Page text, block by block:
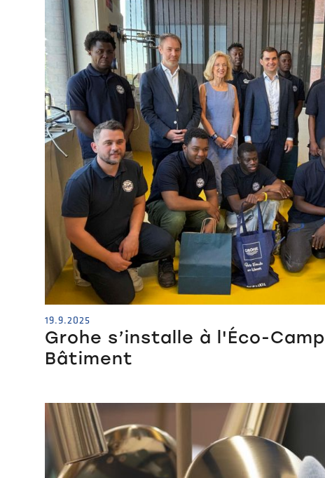
19.9.2025
Grohe s’installe à l'Éco-
Bâtiment